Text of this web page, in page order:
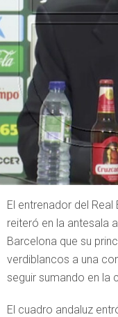
El entrenador del Real
reiteró en la antesala
Barcelona que su
verdiblancos a una
seguir sumando en la
El cuadro andaluz